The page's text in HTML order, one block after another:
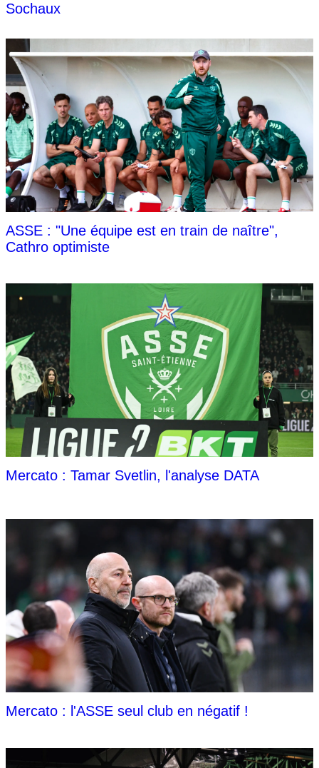
Sochaux
ASSE : "Une équipe est en train de naître",
Cathro optimiste
Mercato : Tamar Svetlin, l'analyse DATA
Mercato : l'ASSE seul club en négatif !